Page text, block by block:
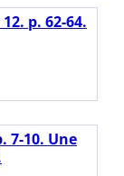
p. 62-64.
7-10. Une